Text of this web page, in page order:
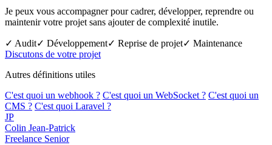
Je peux vous accompagner pour cadrer, développer, reprendre ou
maintenir votre projet sans ajouter de complexité inutile.
✓ Audit✓ Développement✓ Reprise de projet✓ Maintenance
Discutons de votre projet
Autres définitions utiles
C'est quoi un webhook ? C'est quoi un WebSocket ? C'est quoi un
CMS ? C'est quoi Laravel ?
JP
Colin Jean-Patrick
Freelance Senior